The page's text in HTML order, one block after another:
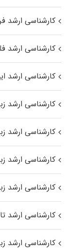
کارشناسی ارشد
کارشناسی ارشد
کارشناسی ارشد
کارشناسی ارشد
کارشناسی ارشد
کارشناسی ارشد
کارشناسی ارشد
کارشناسی ارشد
کارشناسی ارشد